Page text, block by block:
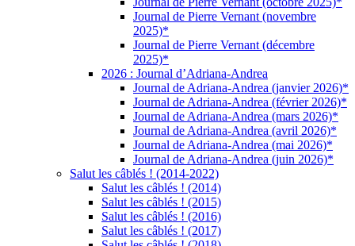
Journal de Pierre Vernant (novembre
2025)*
Journal de Pierre Vernant (décembre
2025)*
2026 : Journal d’Adriana-Andrea
Journal de Adriana-Andrea (janvier 2026)*
Journal de Adriana-Andrea (février 2026)*
Journal de Adriana-Andrea (mars 2026)*
Journal de Adriana-Andrea (avril 2026)*
Journal de Adriana-Andrea (mai 2026)*
Journal de Adriana-Andrea (juin 2026)*
Salut les câblés ! (2014-2022)
Salut les câblés ! (2014)
Salut les câblés ! (2015)
Salut les câblés ! (2016)
Salut les câblés ! (2017)